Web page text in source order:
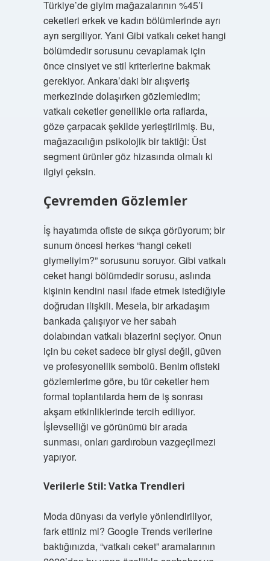
Türkiye’de giyim mağazalarının %45’i
ceketleri erkek ve kadın bölümlerinde ayrı
ayrı sergiliyor. Yani Gibi vatkalı ceket hangi
bölümdedir sorusunu cevaplamak için
önce cinsiyet ve stil kriterlerine bakmak
gerekiyor. Ankara’daki bir alışveriş
merkezinde dolaşırken gözlemledim;
vatkalı ceketler genellikle orta raflarda,
göze çarpacak şekilde yerleştirilmiş. Bu,
mağazacılığın psikolojik bir taktiği: Üst
segment ürünler göz hizasında olmalı ki
ilgiyi çeksin.
Çevremden Gözlemler
İş hayatımda ofiste de sıkça görüyorum; bir
sunum öncesi herkes “hangi ceketi
giymeliyim?” sorusunu soruyor. Gibi vatkalı
ceket hangi bölümdedir sorusu, aslında
kişinin kendini nasıl ifade etmek istediğiyle
doğrudan ilişkili. Mesela, bir arkadaşım
bankada çalışıyor ve her sabah
dolabından vatkalı blazerini seçiyor. Onun
için bu ceket sadece bir giysi değil, güven
ve profesyonellik sembolü. Benim ofisteki
gözlemlerime göre, bu tür ceketler hem
formal toplantılarda hem de iş sonrası
akşam etkinliklerinde tercih ediliyor.
İşlevselliği ve görünümü bir arada
sunması, onları gardırobun vazgeçilmezi
yapıyor.
Verilerle Stil: Vatka Trendleri
Moda dünyası da veriyle yönlendiriliyor,
fark ettiniz mi? Google Trends verilerine
baktığınızda, “vatkalı ceket” aramalarının